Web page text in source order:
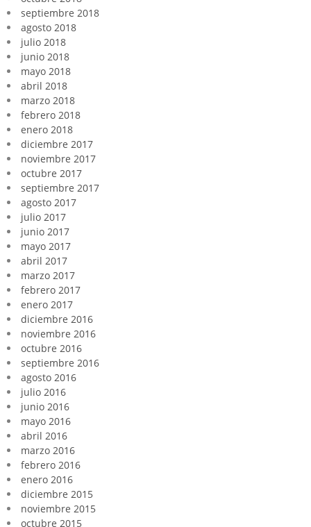
septiembre 2018
agosto 2018
julio 2018
junio 2018
mayo 2018
abril 2018
marzo 2018
febrero 2018
enero 2018
diciembre 2017
noviembre 2017
octubre 2017
septiembre 2017
agosto 2017
julio 2017
junio 2017
mayo 2017
abril 2017
marzo 2017
febrero 2017
enero 2017
diciembre 2016
noviembre 2016
octubre 2016
septiembre 2016
agosto 2016
julio 2016
junio 2016
mayo 2016
abril 2016
marzo 2016
febrero 2016
enero 2016
diciembre 2015
noviembre 2015
octubre 2015